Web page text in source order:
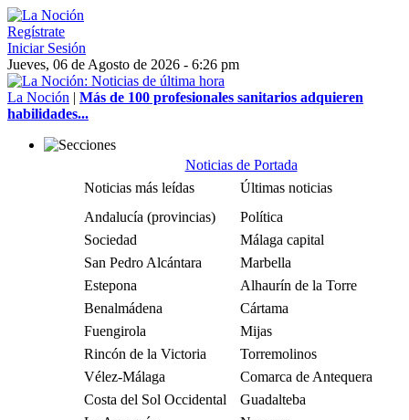
Regístrate
Iniciar Sesión
Jueves, 06 de Agosto de 2026 - 6:26 pm
La Noción | Más de 100 profesionales sanitarios adquieren
habilidades...
Noticias de Portada
Noticias más leídas
Últimas noticias
Andalucía (provincias)
Política
Sociedad
Málaga capital
San Pedro Alcántara
Marbella
Estepona
Alhaurín de la Torre
Benalmádena
Cártama
Fuengirola
Mijas
Rincón de la Victoria
Torremolinos
Vélez-Málaga
Comarca de Antequera
Costa del Sol Occidental
Guadalteba